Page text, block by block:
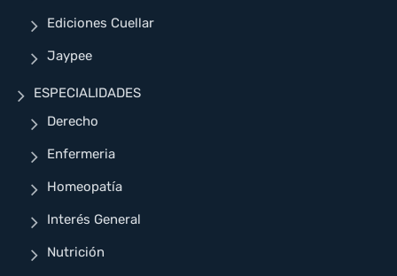
Ediciones Cuellar
Jaypee
ESPECIALIDADES
Derecho
Enfermeria
Homeopatía
Interés General
Nutrición